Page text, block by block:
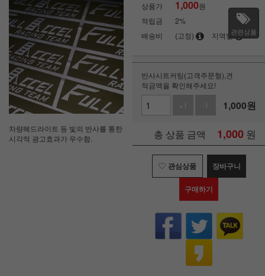
차량헤드라이트 등 빛의 반사를 통한
시각적 광고효과가 우수함.
상품가 1,000원
적립금
2%
배송비
(고정) 지역별관련상품
반사시트커팅(고객주문형),견
적금액을 확인해주세요!
+1
-1 1,000원
총 상품 금액 1,000 원
관심상품 장바구니
구매하기